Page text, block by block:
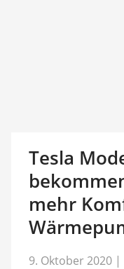
Tesla
mehr
9. Oktober 2020 |